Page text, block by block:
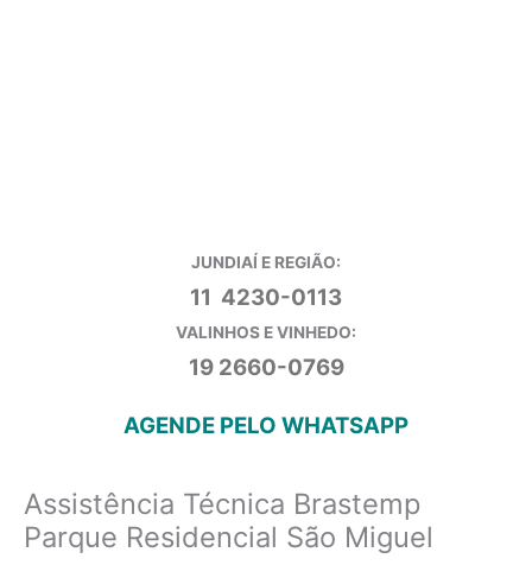
JUNDIAÍ E REGIÃO:
11 4230-0113
VALINHOS E VINHEDO:
19 2660-0769
AGENDE PELO WHATSAPP
Assistência Técnica Brastemp
Parque Residencial São Miguel